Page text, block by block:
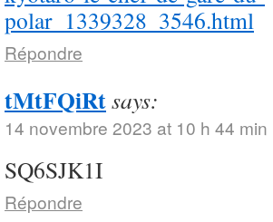
polar_1339328_3546.html
Répondre
tMtFQiRtsays:
14 novembre 2023 at 10 h 44 min
SQ6SJK1I
Répondre